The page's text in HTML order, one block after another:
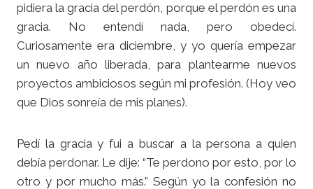
pidiera la gracia del perdón, porque el perdón es una
gracia. No entendí nada, pero obedecí.
Curiosamente era diciembre, y yo quería empezar
un nuevo año liberada, para plantearme nuevos
proyectos ambiciosos según mi profesión. (Hoy veo
que Dios sonreía de mis planes).
Pedí la gracia y fui a buscar a la persona a quien
debía perdonar. Le dije: “Te perdono por esto, por lo
otro y por mucho más.” Según yo la confesión no